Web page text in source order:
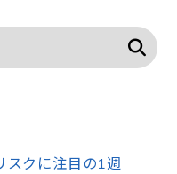
スクに注目の1週